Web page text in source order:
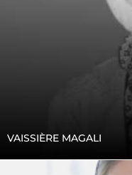
VAISSIÈRE MAGALI